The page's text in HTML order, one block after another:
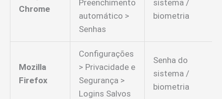
Chrome
Preenchimento
automático >
Senhas
sistema /
biometria
Mozilla
Firefox
Configurações
> Privacidade e
Segurança >
Logins Salvos
Senha do
sistema /
biometria